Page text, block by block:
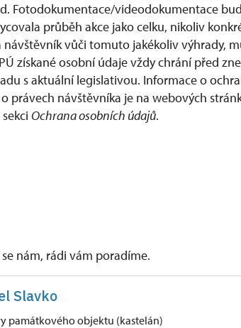
Fotodokumentace/videodokumentace
průběh akce jako celku, nikoliv
vůči tomuto jakékoliv výhrady,
získané osobní údaje vždy chrání před
s aktuální legislativou. Informace o
právech návštěvníka je na webových
Ochrana osobních údajů.
nám, rádi vám poradíme.
Slavko
památkového objektu (kastelán)